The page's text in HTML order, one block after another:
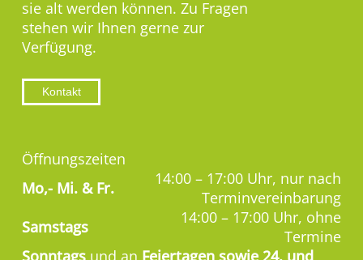
sie alt werden können. Zu Fragen
stehen wir Ihnen gerne zur
Verfügung.
Kontakt
Öffnungszeiten
Mo,- Mi. & Fr.
14:00 – 17:00 Uhr, nur nach
Terminvereinbarung
Samstags
14:00 – 17:00 Uhr, ohne
Termine
Sonntags und an Feiertagen sowie 24. und